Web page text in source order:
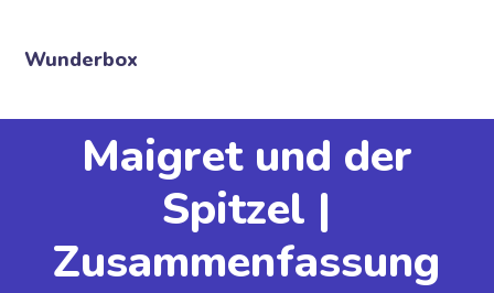
Wunderbox
Maigret und der
Spitzel |
Zusammenfassung